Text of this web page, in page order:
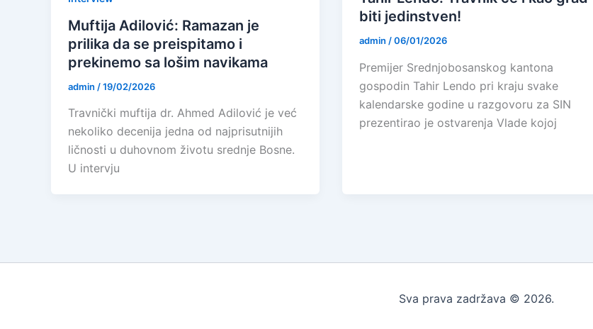
Muftija Adilović: Ramazan je
prilika da se preispitamo i
prekinemo sa lošim navikama
admin /19/02/2026
Travnički muftija dr. Ahmed Adilović je već
nekoliko decenija jedna od najprisutnijih
ličnosti u duhovnom životu srednje Bosne.
U intervju
biti jedinstven!
admin /06/01/2026
Premijer Srednjobosanskog kantona
gospodin Tahir Lendo pri kraju svake
kalendarske godine u razgovoru za SIN
prezentirao je ostvarenja Vlade kojoj
Sva prava zadržava © 2026.